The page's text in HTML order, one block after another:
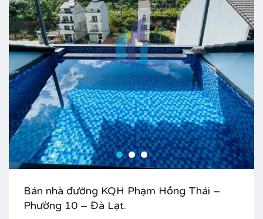
Bán nhà đường KQH Phạm Hồng Thái –
Phường 10 – Đà Lạt.